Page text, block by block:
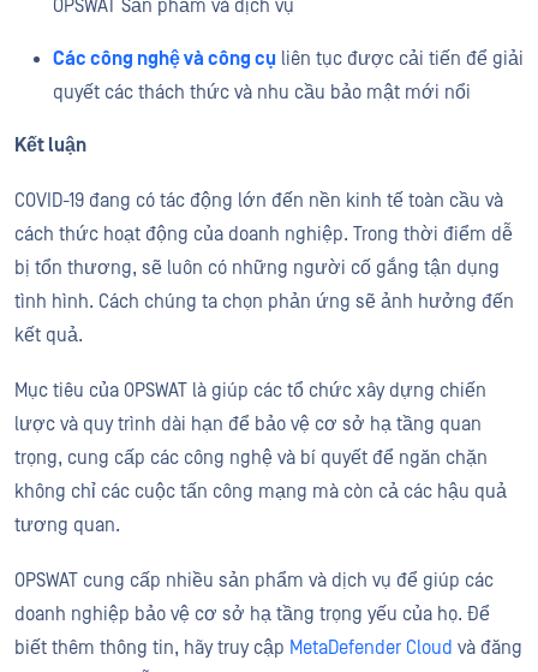
OPSWAT Sản phẩm và dịch vụ
Các công nghệ và công cụ liên tục được cải tiến để giải
quyết các thách thức và nhu cầu bảo mật mới nổi
Kết luận
COVID-19 đang có tác động lớn đến nền kinh tế toàn cầu và
cách thức hoạt động của doanh nghiệp. Trong thời điểm dễ
bị tổn thương, sẽ luôn có những người cố gắng tận dụng
tình hình. Cách chúng ta chọn phản ứng sẽ ảnh hưởng đến
kết quả.
Mục tiêu của OPSWAT là giúp các tổ chức xây dựng chiến
lược và quy trình dài hạn để bảo vệ cơ sở hạ tầng quan
trọng, cung cấp các công nghệ và bí quyết để ngăn chặn
không chỉ các cuộc tấn công mạng mà còn cả các hậu quả
tương quan.
OPSWAT cung cấp nhiều sản phẩm và dịch vụ để giúp các
doanh nghiệp bảo vệ cơ sở hạ tầng trọng yếu của họ. Để
biết thêm thông tin, hãy truy cập MetaDefender Cloud và đăng